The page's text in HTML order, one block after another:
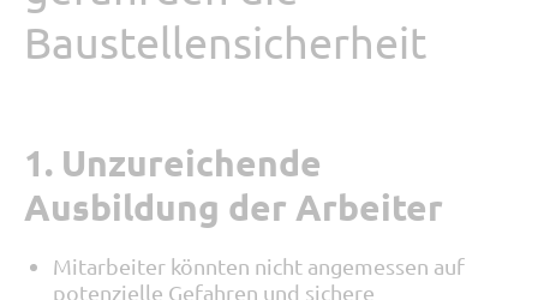
Baustellensicherheit
1. Unzureichende
Ausbildung der Arbeiter
Mitarbeiter könnten nicht angemessen auf
potenzielle Gefahren und sichere